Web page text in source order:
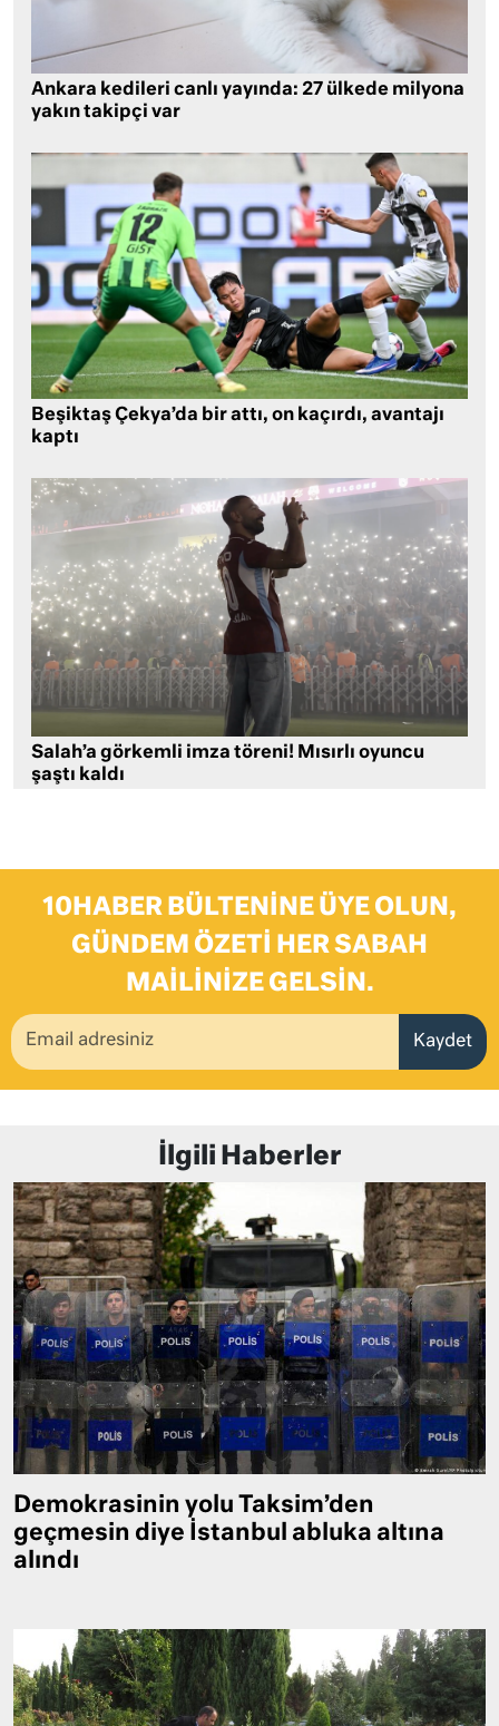
Ankara kedileri canlı yayında: 27 ülkede milyona
yakın takipçi var
Beşiktaş Çekya’da bir attı, on kaçırdı, avantajı
kaptı
Salah’a görkemli imza töreni! Mısırlı oyuncu
şaştı kaldı
10HABER BÜLTENINE ÜYE OLUN,
GÜNDEM ÖZETI HER SABAH
MAILINIZE GELSIN.
Kaydet
İlgili Haberler
Demokrasinin yolu Taksim’den
geçmesin diye İstanbul abluka altına
alındı